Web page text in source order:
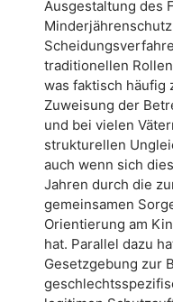
Ausgestaltung des
traditionellen
was faktisch häufig
Zuweisung der
und bei vielen
strukturellen
auch wenn sich
Jahren durch die
gemeinsamen
Orientierung am
hat. Parallel dazu
Gesetzgebung zur